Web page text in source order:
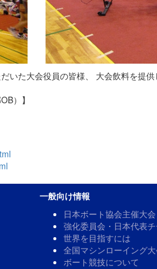
いた大会役員の皆様、 大会飲料を提
）】
一般向け情報
日本ボート協会主催大会
強化委員会・日本代表
世界を目指すには
全国マシンローイング
ボート競技について